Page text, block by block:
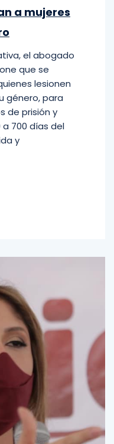
a mujeres
el abogado
que se
lesionen
género, para
de prisión y
700 días del
y